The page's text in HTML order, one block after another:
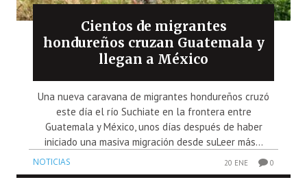
Cientos de migrantes
hondureños cruzan Guatemala y
llegan a México
Una nueva caravana de migrantes hondureños cruzó
este día el río Suchiate en la frontera entre
Guatemala y México, unos días después de haber
iniciado una masiva migración desde suLeer más...
NOTICIAS 20 ENE 0